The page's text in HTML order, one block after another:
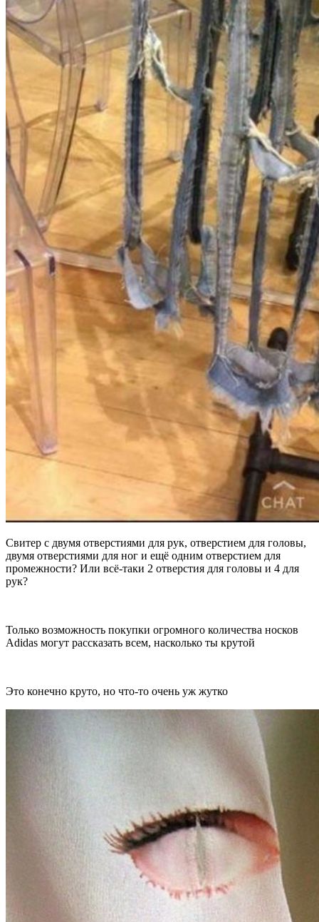
Свитер с двумя отверстиями для рук, отверстием для головы,
двумя отверстиями для ног и ещё одним отверстием для
промежности? Или всё-таки 2 отверстия для головы и 4 для
рук?
Только возможность покупки огромного количества носков
Adidas могут рассказать всем, насколько ты крутой
Это конечно круто, но что-то очень уж жутко